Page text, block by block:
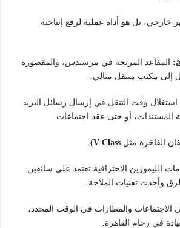
خارجي، بل هو أداة عملية لرفع إنتاجية
المقاعد المريحة في مرسيدس، والمقصورة
إلى مكتب متنقل مثالي.
استغلال وقت التنقل في إرسال رسائل البريد
المستندات، أو حتى عقد اجتماعات
الفاخرة مثل V-Class
).
الليموزين الاحترافية تعتمد على سائقين
وأحدث تقنيات الملاحة.
الاجتماعات والمطارات في الوقت المحدد،
في زحام القاهرة.